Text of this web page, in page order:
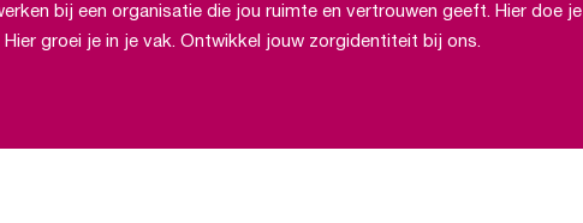
bij een organisatie die jou ruimte en vertrouwen geeft. Hier doe je
Hier groei je in je vak. Ontwikkel jouw zorgidentiteit bij ons.